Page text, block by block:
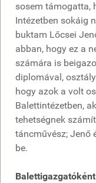
sosem támogatta,
Intézetben sokáig
buktam Lőcsei
abban, hogy ez a
számára is
diplomával,
hogy azok a volt
Balettintézetben,
tehetségnek
táncművész; Jenő
be.